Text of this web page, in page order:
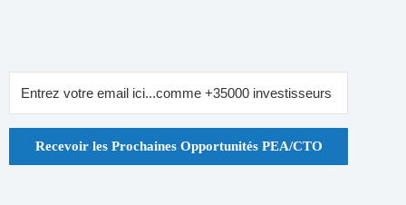
Recevoir les Prochaines Opportunités PEA/CTO